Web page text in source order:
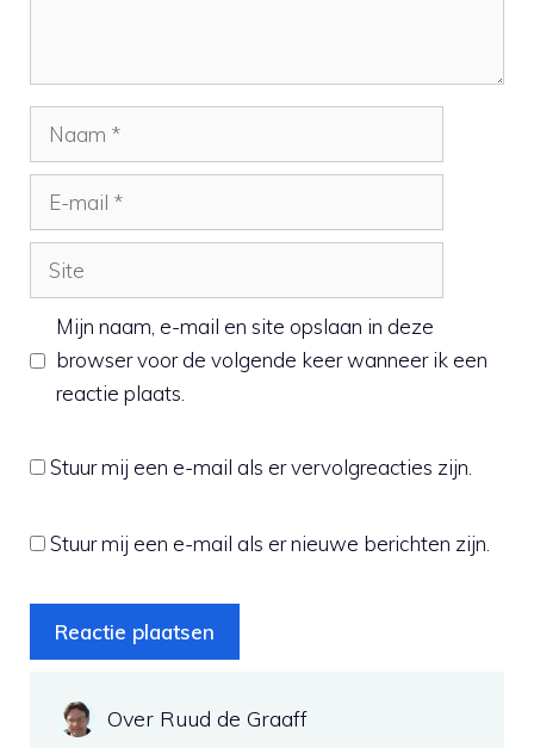
Naam
mail
Site
Mijn naam, e-mail en site opslaan in deze
browser voor de volgende keer wanneer ik een
reactie plaats.
Stuur mij een e-mail als er vervolgreacties zijn.
Stuur mij een e-mail als er nieuwe berichten zijn.
Over Ruud de Graaff